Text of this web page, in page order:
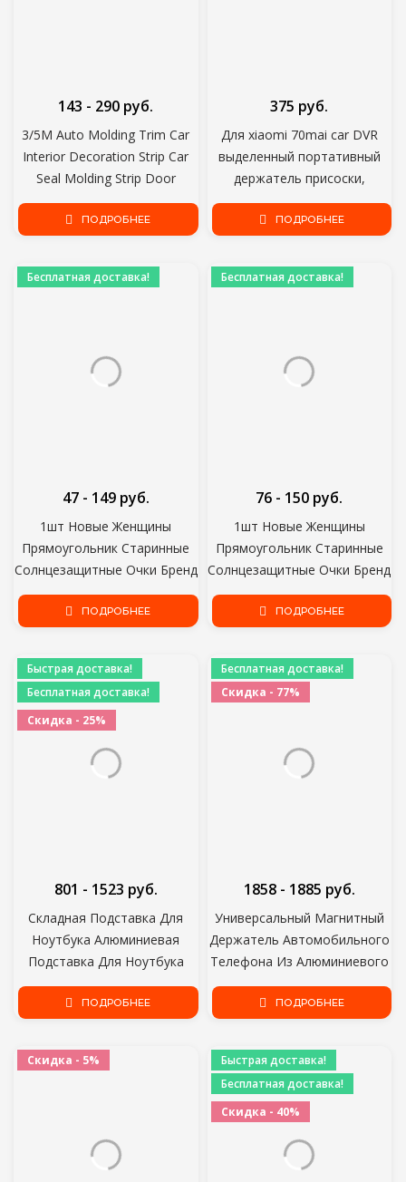
3/5M Auto Molding Trim Car
Interior Decoration Strip Car
Seal Molding Strip Door
Dashboard Edge Universal Car
Trim Line Strip
143 - 290 руб.
ПОДРОБНЕЕ
Для xiaomi 70mai car DVR
выделенный портативный
держатель присоски,
держатель xiaomi 70mai car
Camera WiFi driving recorder
375 руб.
ПОДРОБНЕЕ
Бесплатная доставка!
1шт Новые Женщины
Прямоугольник Старинные
Солнцезащитные Очки Бренд
Дизайнер Ретро Очки
Солнцезащитные Очки
Глаз Водитель Очки
47 - 149 руб.
ПОДРОБНЕЕ
Бесплатная доставка!
1шт Новые Женщины
Прямоугольник Старинные
Солнцезащитные Очки Бренд
Дизайнер Ретро Очки
Солнцезащитные Очки
Глаз Водитель Очки
76 - 150 руб.
ПОДРОБНЕЕ
Быстрая доставка!
Бесплатная доставка!
Скидка - 25%
Складная Подставка Для
Ноутбука Алюминиевая
Подставка Для Ноутбука
Портативный Держатель
Ноутбука Подставка Для
Поддержка MacBook Air Pro
ipad
801 - 1523 руб.
ПОДРОБНЕЕ
Бесплатная доставка!
Скидка - 77%
Универсальный Магнитный
Держатель Автомобильного
Телефона Из Алюминиевого
Сплава Автомобильный
Вентиляционный
Универсальный Мобильный
Телефон Ленивый Человек
Кронштейн
1858 - 1885 руб.
ПОДРОБНЕЕ
Скидка - 5%
Быстрая доставка!
Бесплатная доставка!
Скидка - 40%